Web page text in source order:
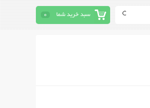
سبد خرید شما 0